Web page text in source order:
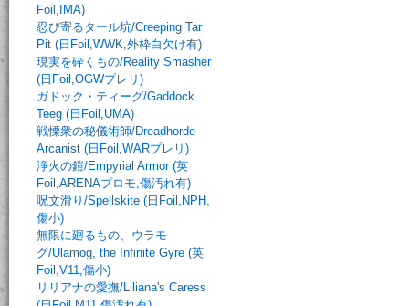
Foil,IMA)
忍び寄るタール坑/Creeping Tar
Pit (日Foil,WWK,外枠白欠け有)
現実を砕くもの/Reality Smasher
(日Foil,OGWプレリ)
ガドック・ティーグ/Gaddock
Teeg (日Foil,UMA)
戦慄衆の秘儀術師/Dreadhorde
Arcanist (日Foil,WARプレリ)
浄火の鎧/Empyrial Armor (英
Foil,ARENAプロモ,傷汚れ有)
呪文滑り/Spellskite (日Foil,NPH,
傷小)
無限に廻るもの、ウラモ
グ/Ulamog, the Infinite Gyre (英
Foil,V11,傷小)
リリアナの愛撫/Liliana's Caress